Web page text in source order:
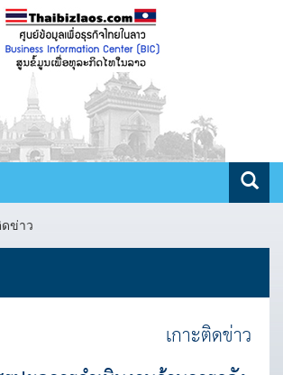
ดข่าว
เกาะติดข่าว